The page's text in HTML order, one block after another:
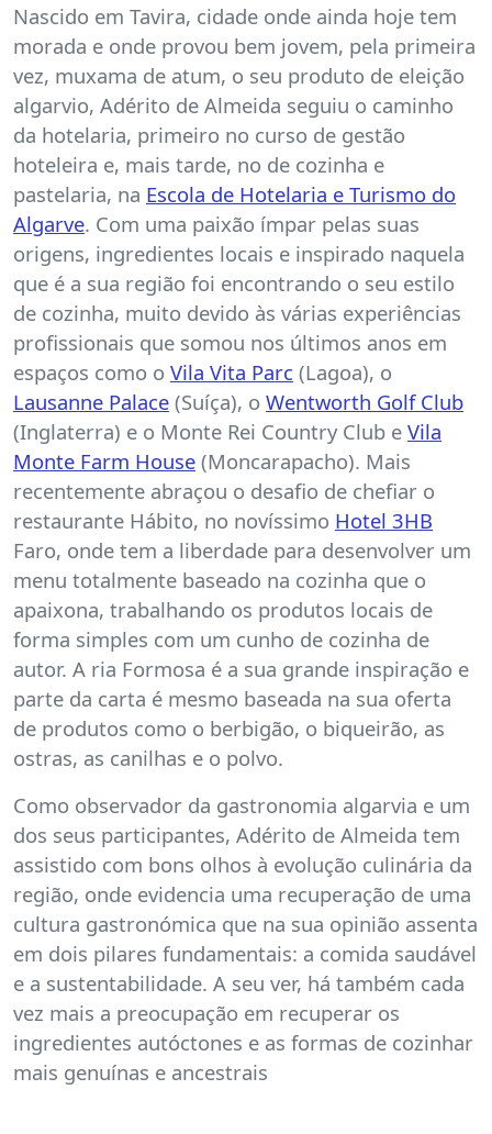
Nascido em Tavira, cidade onde ainda hoje tem
morada e onde provou bem jovem, pela primeira
vez, muxama de atum, o seu produto de eleição
algarvio, Adérito de Almeida seguiu o caminho
da hotelaria, primeiro no curso de gestão
hoteleira e, mais tarde, no de cozinha e
pastelaria, na Escola de Hotelaria e Turismo do
Algarve. Com uma paixão ímpar pelas suas
origens, ingredientes locais e inspirado naquela
que é a sua região foi encontrando o seu estilo
de cozinha, muito devido às várias experiências
profissionais que somou nos últimos anos em
espaços como o Vila Vita Parc (Lagoa), o
Lausanne Palace (Suíça), o Wentworth Golf Club
(Inglaterra) e o Monte Rei Country Club e Vila
Monte Farm House (Moncarapacho). Mais
recentemente abraçou o desafio de chefiar o
restaurante Hábito, no novíssimo Hotel 3HB
Faro, onde tem a liberdade para desenvolver um
menu totalmente baseado na cozinha que o
apaixona, trabalhando os produtos locais de
forma simples com um cunho de cozinha de
autor. A ria Formosa é a sua grande inspiração e
parte da carta é mesmo baseada na sua oferta
de produtos como o berbigão, o biqueirão, as
ostras, as canilhas e o polvo.
Como observador da gastronomia algarvia e um
dos seus participantes, Adérito de Almeida tem
assistido com bons olhos à evolução culinária da
região, onde evidencia uma recuperação de uma
cultura gastronómica que na sua opinião assenta
em dois pilares fundamentais: a comida saudável
e a sustentabilidade. A seu ver, há também cada
vez mais a preocupação em recuperar os
ingredientes autóctones e as formas de cozinhar
mais genuínas e ancestrais